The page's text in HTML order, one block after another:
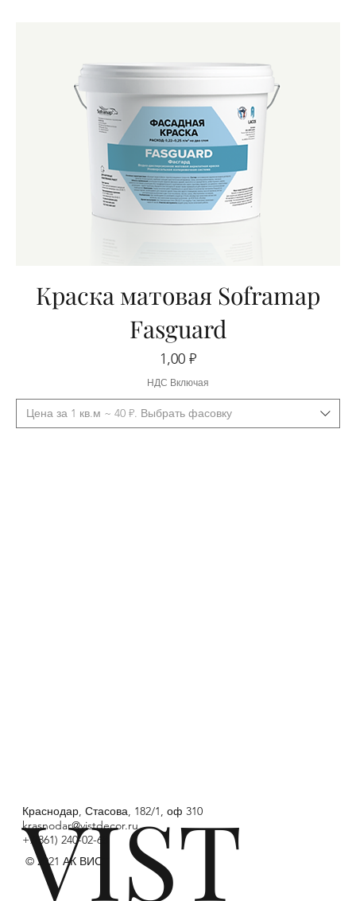
Краска матовая Soframap
Fasguard
Цена
1,00 ₽
НДС Включая
Цена за 1 кв.м ~ 40 ₽. Выбрать фасовку
VIST
© 2021 АК ВИСТ
Краснодар, Стасова, 182/1, оф 310
krasnodar@vistdecor.ru
+7(861) 240-02-68